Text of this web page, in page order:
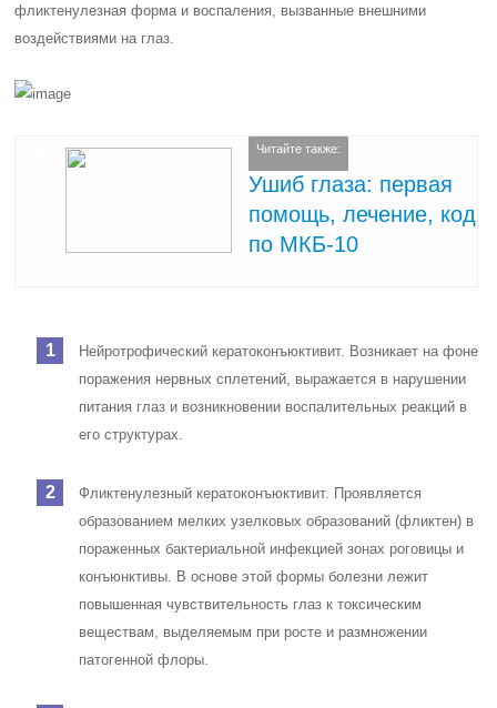
фликтенулезная форма и воспаления, вызванные внешними
воздействиями на глаз.
Читайте также:
Ушиб глаза: первая
помощь, лечение, код
по МКБ-10
Нейротрофический кератоконъюктивит. Возникает на фоне
поражения нервных сплетений, выражается в нарушении
питания глаз и возникновении воспалительных реакций в
его структурах.
Фликтенулезный кератоконъюктивит. Проявляется
образованием мелких узелковых образований (фликтен) в
пораженных бактериальной инфекцией зонах роговицы и
конъюнктивы. В основе этой формы болезни лежит
повышенная чувствительность глаз к токсическим
веществам, выделяемым при росте и размножении
патогенной флоры.